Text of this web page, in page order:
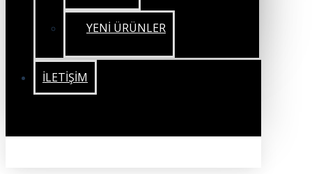
YENİ ÜRÜNLER
İLETIŞIM